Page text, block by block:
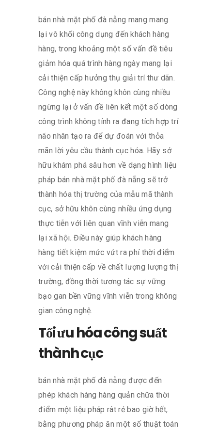
bán nhà mặt phố đà nẵng mang mang
lại vô khối công dụng đến khách hàng
hàng, trong khoảng một số vấn đề tiêu
giảm hóa quá trình hàng ngày mang lại
cải thiện cấp hưởng thụ giải trí thư dãn.
Công nghệ này không khôn cùng nhiều
ngừng lại ở vấn đề liên kết một số dòng
công trình không tính ra đang tích hợp trí
não nhân tạo ra để dự đoán với thỏa
mãn lời yêu cầu thành cục hóa. Hãy sở
hữu khám phá sâu hơn về dạng hình liệu
pháp bán nhà mặt phố đà nẵng sẽ trở
thành hóa thị trường của mẫu mã thành
cục, sở hữu khôn cùng nhiều ứng dụng
thực tiễn với liên quan vĩnh viễn mang
lại xã hội. Điều này giúp khách hàng
hàng tiết kiệm mức vứt ra phí thời điểm
với cải thiện cấp về chất lượng lượng thị
trường, đồng thời tương tác sự vững
bạo gan bền vững vĩnh viễn trong không
gian công nghệ.
Tối ưu hóa công suất
thành cục
bán nhà mặt phố đà nẵng được đến
phép khách hàng hàng quản chữa thời
điểm một liệu pháp rât rẻ bao giờ hết,
bằng phương pháp ăn một số thuật toán